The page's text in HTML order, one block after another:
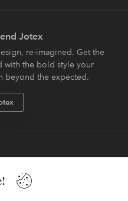
Jotex
re-imagined. Get the
with the bold style your
beyond the expected.
onze betaalopties